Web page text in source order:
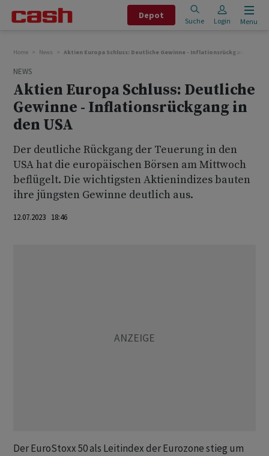
Depot
Suche Login Menu
Home News Aktien Europa Schluss: Deutliche Gewinne - Inflationsrückgang in den
NEWS
Aktien Europa Schluss: Deutliche
Gewinne - Inflationsrückgang in
den USA
Der deutliche Rückgang der Teuerung in den
USA hat die europäischen Börsen am Mittwoch
beflügelt. Die wichtigsten Aktienindizes bauten
ihre jüngsten Gewinne deutlich aus.
12.07.2023 18:46
Der EuroStoxx 50 als Leitindex der Eurozone stieg um